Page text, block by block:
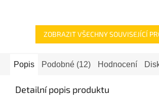
ZOBRAZIT VŠECHNY SOUVISEJÍCÍ
Popis Podobné (12) Hodnocení
Detailní popis produktu